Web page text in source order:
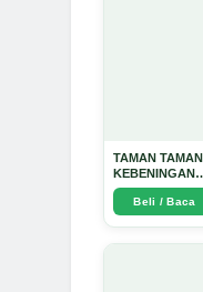
TAMAN TAMAN
KEBENINGAN
HATI - Arda
DinataBeli / Baca